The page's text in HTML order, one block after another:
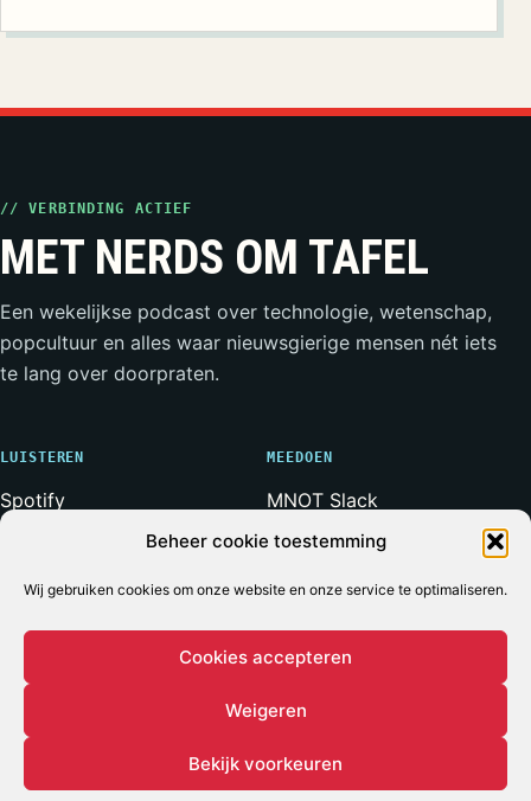
Beheer cookie toestemming
Wij gebruiken cookies om onze website en onze service te optimaliseren.
Cookies accepteren
Weigeren
Bekijk voorkeuren
// VERBINDING ACTIEF
MET NERDS OM TAFEL
Een wekelijkse podcast over technologie, wetenschap,
popcultuur en alles waar nieuwsgierige mensen nét iets
te lang over doorpraten.
LUISTEREN
Spotify
RSS-feed
MEEDOEN
MNOT Slack
Weerwolven Slack
Adverteren
* Voor zover bij een podcast ooit iets volledig operationeel